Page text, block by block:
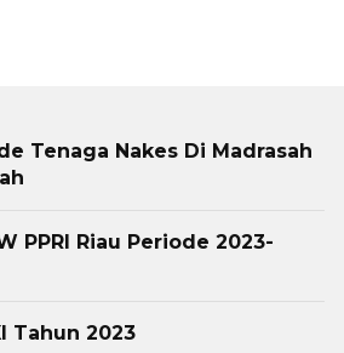
Tenaga Nakes Di Madrasah
PPRI Riau Periode 2023-
Tahun 2023